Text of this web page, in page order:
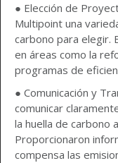
● Elección de
Multipoint una
carbono para elegir.
en áreas como la
programas de
● Comunicación y
comunicar
la huella de carbono
Proporcionaron
compensa las